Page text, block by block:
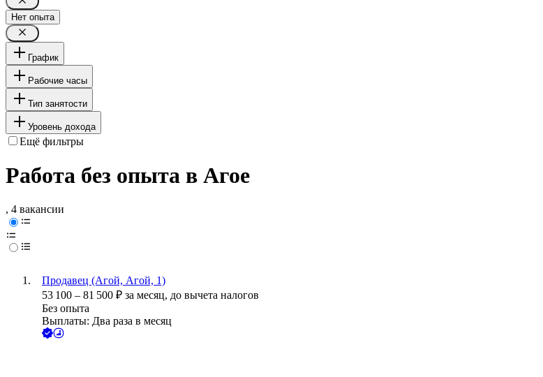
Нет опыта
График
Рабочие часы
Тип занятости
Уровень дохода
Ещё фильтры
Работа без опыта в Агое
, 4 вакансии
Продавец (Агой, Агой, 1)
53 100 – 81 500 ₽ за месяц, до вычета налогов
Без опыта
Выплаты: Два раза в месяц